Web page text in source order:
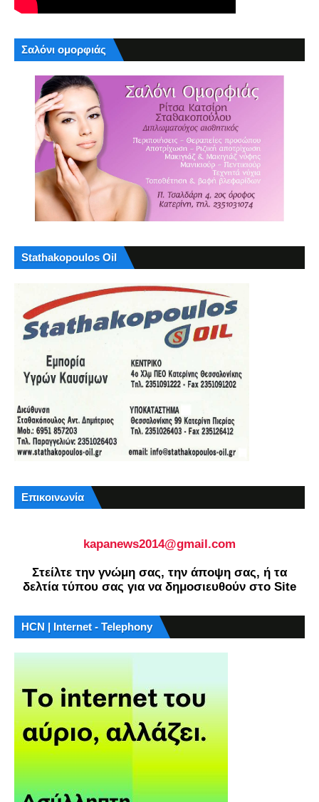
Σαλόνι ομορφιάς
Stathakopoulos Oil
Επικοινωνία
kapanews2014@gmail.com
Στείλτε την γνώμη σας, την άποψη σας, ή τα
δελτία τύπου σας για να δημοσιευθούν στο Site
HCN | Internet - Telephony